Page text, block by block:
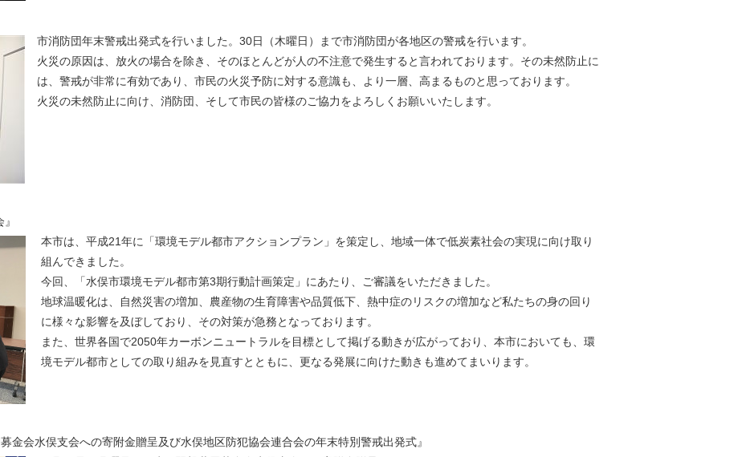
市消防団年末警戒出発式を行いました。30日（木曜日）まで市消防団が各地区の警戒を行います。
火災の原因は、放火の場合を除き、そのほとんどが人の不注意で発生すると言われております。その未然防止に
は、警戒が非常に有効であり、市民の火災予防に対する意識も、より一層、高まるものと思っております。
火災の未然防止に向け、消防団、そして市民の皆様のご協力をよろしくお願いいたします。
本市は、平成21年に「環境モデル都市アクションプラン」を策定し、地域一体で低炭素社会の実現に向け取り
組んできました。
今回、「水俣市環境モデル都市第3期行動計画策定」にあたり、ご審議をいただきました。
地球温暖化は、自然災害の増加、農産物の生育障害や品質低下、熱中症のリスクの増加など私たちの身の回り
に様々な影響を及ぼしており、その対策が急務となっております。
また、世界各国で2050年カーボンニュートラルを目標として掲げる動きが広がっており、本市においても、環
境モデル都市としての取り組みを見直すとともに、更なる発展に向けた動きも進めてまいります。
会水俣支会への寄附金贈呈及び水俣地区防犯協会連合会の年末特別警戒出発式』